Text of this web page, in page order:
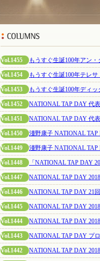
Vol.1455 もうすぐ生誕100年アン
Vol.1454 もうすぐ生誕100年テレ
Vol.1453 もうすぐ生誕100年ディ
Vol.1452 NATIONAL TAP DAY 代
Vol.1451 NATIONAL TAP DAY 代
Vol.1450 淺野康子 NATIONAL TAP
Vol.1449 淺野康子 NATIONAL TAP
Vol.1448 「NATIONAL TAP DAY
Vol.1447 NATIONAL TAP DAY
Vol.1446 NATIONAL TAP DAY 21
Vol.1445 NATIONAL TAP DAY
Vol.1444 NATIONAL TAP DAY
Vol.1443 NATIONAL TAP DAY プ
Vol.1442 NATIONAL TAP DAY